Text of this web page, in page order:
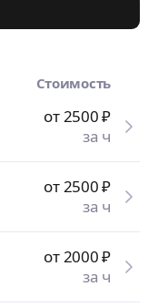
Стоимость
от 2500₽
за ч
от 2500₽
за ч
от 2000₽
за ч